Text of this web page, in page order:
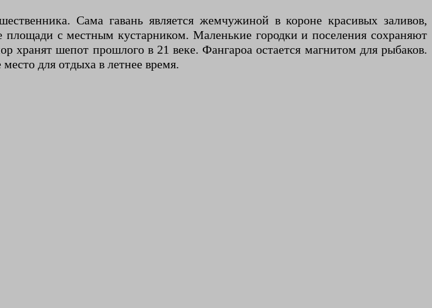
Сама гавань является жемчужиной в короне красивых заливов,
с местным кустарником. Маленькие городки и поселения сохраняют
хранят шепот прошлого в 21 веке. Фангароа остается магнитом для рыбаков.
для отдыха в летнее время.